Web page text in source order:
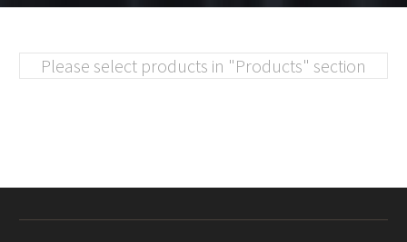
Please select products in "Products" section